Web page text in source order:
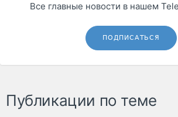
Все главные новости в нашем
ПОДПИСАТЬСЯ
Публикации по теме